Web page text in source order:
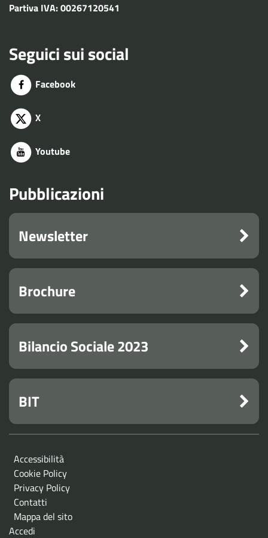
Partiva IVA: 00267120541
Seguici sui social
Facebook
X
Youtube
Pubblicazioni
Newsletter
Brochure
Bilancio Sociale 2023
BIT
Accessibilità
Cookie Policy
Privacy Policy
Contatti
Mappa del sito
Accedi